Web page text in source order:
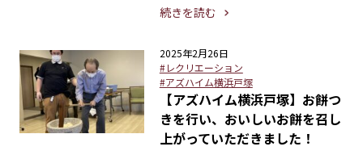
続きを読む
2025年2月26日
#レクリエーション
#アズハイム横浜戸塚
【アズハイム横浜戸塚】お餅つ
きを行い、おいしいお餅を召し
上がっていただきました！